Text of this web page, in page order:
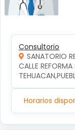
Consultorio
SANATORIO
CALLE
Horarios